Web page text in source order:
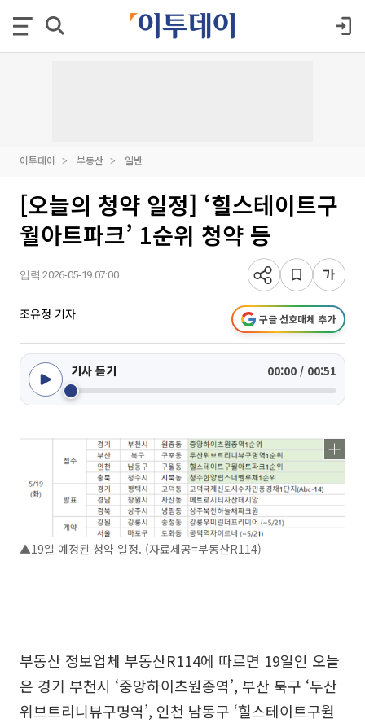
이투데이 부동산 일반
[오늘의 청약 일정] ‘힐스테이트구
월아트파크’ 1순위 청약 등
입력 2026-05-19 07:00
조유정 기자 구글 선호매체 추가
기사 듣기 00:00 / 00:51
▲19일 예정된 청약 일정. (자료제공=부동산R114)
부동산 정보업체 부동산R114에 따르면 19일인 오늘
은 경기 부천시 ‘중앙하이츠원종역’, 부산 북구 ‘두산
위브트리니뷰구명역’, 인천 남동구 ‘힐스테이트구월